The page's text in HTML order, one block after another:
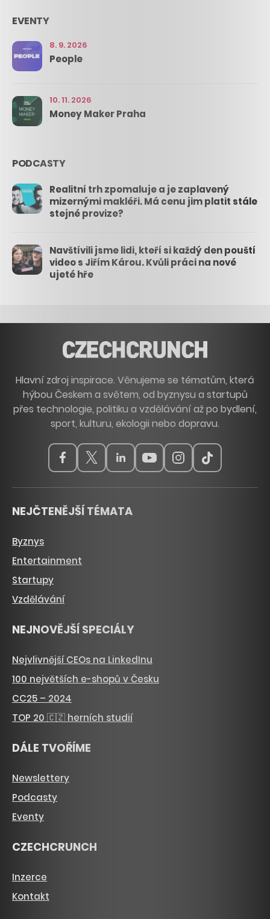
EVENTY
8. 9. 2026
People
10. 11. 2026
Money Maker Praha
PODCASTY
Realitní trh zpomaluje a je zaplavený
mizernými makléři. Má cenu jim platit stále
stejné provize?
Navštívili jsme lidi, kteří si každý den pouští
video s Jiřím Károu. Kvůli práci na nové
ujeté hře
Hlavní zdroj inspirace. Věnujeme se tématům, která
hýbou Českem a světem, od byznysu a startupů
přes technologie, politiku a vzdělávání až po bydlení,
sport, kulturu, ekologii nebo dopravu.
NEJČTENĚJŠÍ TÉMATA
Byznys
Entertainment
Startupy
Vzdělávání
NEJNOVĚJŠÍ SPECIÁLY
Nejvlivnější CEOs na LinkedInu
100 největších e-shopů v Česku
CC25 – 2024
TOP 20 🇨🇿 herních studií
DÁLE TVOŘÍME
Newslettery
Podcasty
Eventy
CZECHCRUNCH
Inzerce
Kontakt